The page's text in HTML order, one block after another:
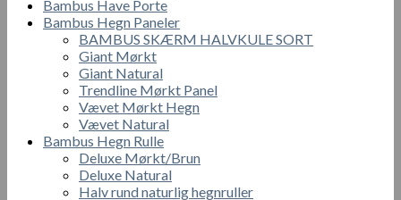
Bambus Have Porte
Bambus Hegn Paneler
BAMBUS SKÆRM HALVKULE SORT
Giant Mørkt
Giant Natural
Trendline Mørkt Panel
Vævet Mørkt Hegn
Vævet Natural
Bambus Hegn Rulle
Deluxe Mørkt/Brun
Deluxe Natural
Halv rund naturlig hegnruller